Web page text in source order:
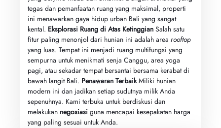
tegas dan pemanfaatan ruang yang maksimal, properti
ini menawarkan gaya hidup urban Bali yang sangat
kental. Eksplorasi Ruang di Atas Ketinggian Salah satu
fitur paling menonjol dari hunian ini adalah area rooftop
yang luas. Tempat ini menjadi ruang multifungsi yang
sempurna untuk menikmati senja Canggu, area yoga
pagi, atau sekadar tempat bersantai bersama kerabat di
bawah langit Bali. Penawaran TerbaikMiliki hunian
modern ini dan jadikan setiap sudutnya milik Anda
sepenuhnya. Kami terbuka untuk berdiskusi dan
melakukan negosiasi guna mencapai kesepakatan harga
yang paling sesuai untuk Anda.